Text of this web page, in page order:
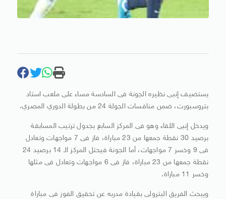
يستضيف إنبى نظيره الجونة فى السادسة مساء على ملعب استاد
بتروسبورت، ضمن منافسات الجولة 24 من بطولة الدوري المصري.
ويدخل إنبى اللقاء وهو فى المركز السابع بجدول ترتيب المسابقة
برصيد 30 نقطة جمعها من 23 مباراة، فاز فى 7 مواجهات وتعادل
فى 9 وخسر 7 مواجهات، أما الجونة فيحتل المركز الـ 14 برصيد 24
نقطة جمعها من 23 مباراة، فاز فى 6 مواجهات وتعادل فى مثلها
وخسر 11 مباراة.
ويبحث الفريق البترولى بقيادة مدربه عن تحقيق الفوز فى مباراة